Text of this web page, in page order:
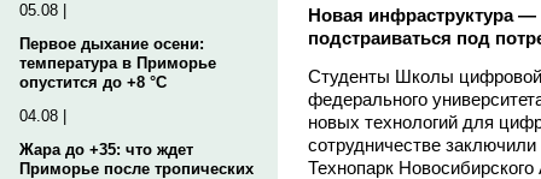
05.08 |
Первое дыхание осени:
температура в Приморье
опустится до +8 °C
04.08 |
Жара до +35: что ждет
Приморье после тропических
Новая инфраструктура —
подстраиваться под
Студенты Школы цифровой
федерального
новых технологий для
сотрудничестве
Технопарк